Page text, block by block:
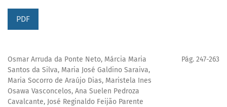
PDF
Osmar Arruda da Ponte Neto, Márcia Maria
Santos da Silva, Maria José Galdino Saraiva,
Maria Socorro de Araújo Dias, Maristela Ines
Osawa Vasconcelos, Ana Suelen Pedroza
Cavalcante, José Reginaldo Feijão Parente
Pág. 247-263